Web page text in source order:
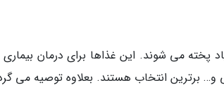
پخته می شوند. این غذاها برای درمان
برترین انتخاب هستند. بعلاوه توصیه می